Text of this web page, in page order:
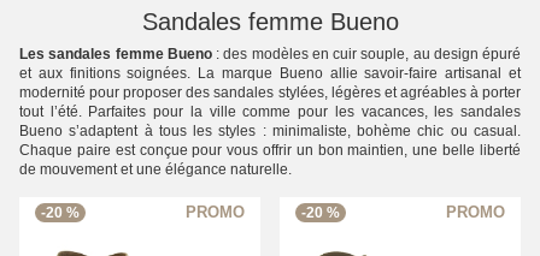
Sandales femme Bueno
Les sandales femme Bueno: des modèles en cuir souple, au design épuré
et aux finitions soignées. La marque Bueno allie savoir-faire artisanal et
modernité pour proposer des sandales stylées, légères et agréables à porter
tout l’été. Parfaites pour la ville comme pour les vacances, les sandales
Bueno s’adaptent à tous les styles : minimaliste, bohème chic ou casual.
Chaque paire est conçue pour vous offrir un bon maintien, une belle liberté
de mouvement et une élégance naturelle.
-20 % -20 %